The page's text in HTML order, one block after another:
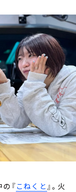
『こねくと』。火